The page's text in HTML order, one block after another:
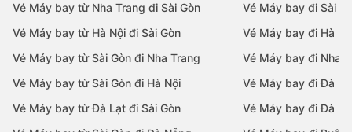
Vé Máy bay từ Nha Trang đi Sài Gòn
Vé Máy bay từ Hà Nội đi Sài Gòn
Vé Máy bay từ Sài Gòn đi Nha Trang
Vé Máy bay từ Sài Gòn đi Hà Nội
Vé Máy bay từ Đà Lạt đi Sài Gòn
Vé Máy bay đi Sài
Vé Máy bay đi Hà
Vé Máy bay đi Nha
Vé Máy bay đi Đà
Vé Máy bay đi Đà